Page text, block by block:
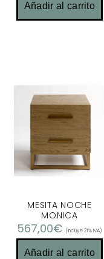
Añadir al carrito
MESITA NOCHE
MONICA
567,00€ (Incluye 21% IVA)
Añadir al carrito